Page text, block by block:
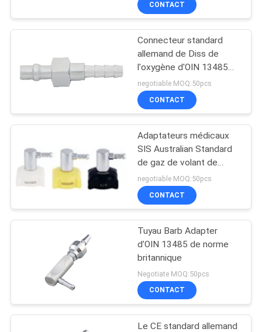
PRIVACYUnité principale de
lit médical
1
Régulateur de
débitmètre de
l'oxygène avec
l'humidificateur
Débitmètre avec
l'humidificateur
CONTACT
Connecteur standard
allemand de Diss de
l'oxygène d'OIN 13485
de B
negotiable MOQ:50pcs
CONTACT
Adaptateurs médicaux
SIS Australian Standard
de gaz de volant de
commande à angle droit
negotiable MOQ:50pcs
CONTACT
Tuyau Barb Adapter
d'OIN 13485 de norme
britannique
Negotiate MOQ:50pcs
CONTACT
Le CE standard allemand